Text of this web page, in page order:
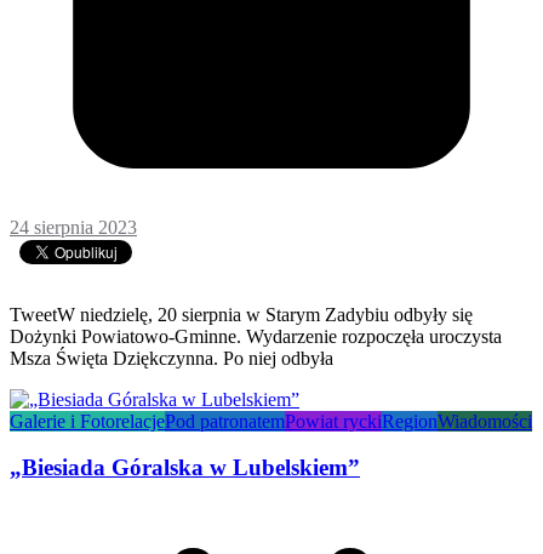
24 sierpnia 2023
TweetW niedzielę, 20 sierpnia w Starym Zadybiu odbyły się
Dożynki Powiatowo-Gminne. Wydarzenie rozpoczęła uroczysta
Msza Święta Dziękczynna. Po niej odbyła
Galerie i FotorelacjePod patronatemPowiat ryckiRegionWiadomości
„Biesiada Góralska w Lubelskiem”